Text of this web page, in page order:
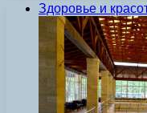
Здоровье и